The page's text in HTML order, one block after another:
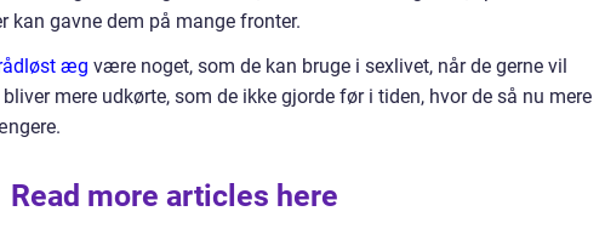
kan gavne dem på mange fronter.
æg være noget, som de kan bruge i sexlivet, når de gerne vil
mere udkørte, som de ikke gjorde før i tiden, hvor de så nu mere
Read more articles here